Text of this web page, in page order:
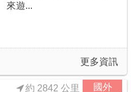
來遊...
更多資訊
國外
約 2842 公里